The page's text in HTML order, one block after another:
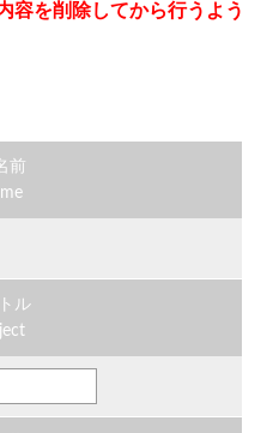
容を削除してから行うよう
前
ル